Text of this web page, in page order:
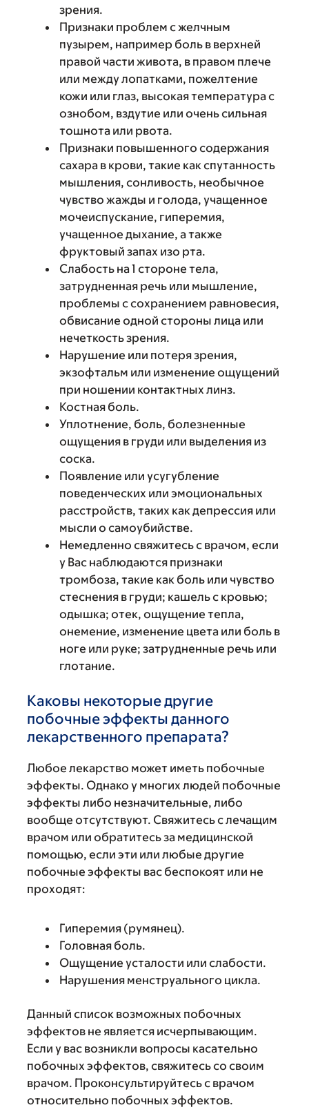
зрения.
Признаки проблем с желчным
пузырем, например боль в верхней
правой части живота, в правом плече
или между лопатками, пожелтение
кожи или глаз, высокая температура с
ознобом, вздутие или очень сильная
тошнота или рвота.
Признаки повышенного содержания
сахара в крови, такие как спутанность
мышления, сонливость, необычное
чувство жажды и голода, учащенное
мочеиспускание, гиперемия,
учащенное дыхание, а также
фруктовый запах изо рта.
Слабость на 1 стороне тела,
затрудненная речь или мышление,
проблемы с сохранением равновесия,
обвисание одной стороны лица или
нечеткость зрения.
Нарушение или потеря зрения,
экзофтальм или изменение ощущений
при ношении контактных линз.
Костная боль.
Уплотнение, боль, болезненные
ощущения в груди или выделения из
соска.
Появление или усугубление
поведенческих или эмоциональных
расстройств, таких как депрессия или
мысли о самоубийстве.
Немедленно свяжитесь с врачом, если
у Вас наблюдаются признаки
тромбоза, такие как боль или чувство
стеснения в груди; кашель с кровью;
одышка; отек, ощущение тепла,
онемение, изменение цвета или боль в
ноге или руке; затрудненные речь или
глотание.
Каковы некоторые другие
побочные эффекты данного
лекарственного препарата?
Любое лекарство может иметь побочные
эффекты. Однако у многих людей побочные
эффекты либо незначительные, либо
вообще отсутствуют. Свяжитесь с лечащим
врачом или обратитесь за медицинской
помощью, если эти или любые другие
побочные эффекты вас беспокоят или не
проходят:
Гиперемия (румянец).
Головная боль.
Ощущение усталости или слабости.
Нарушения менструального цикла.
Данный список возможных побочных
эффектов не является исчерпывающим.
Если у вас возникли вопросы касательно
побочных эффектов, свяжитесь со своим
врачом. Проконсультируйтесь с врачом
относительно побочных эффектов.